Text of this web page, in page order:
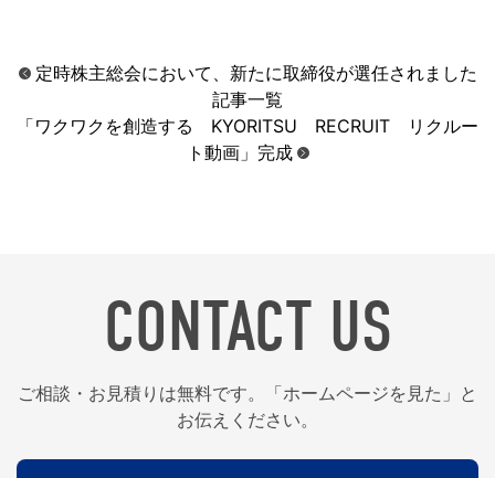
定時株主総会において、新たに取締役が選任されました
記事一覧
「ワクワクを創造する KYORITSU RECRUIT リクルー
ト動画」完成
CONTACT US
ご相談・お見積りは無料です。「ホームページを見た」と
お伝えください。